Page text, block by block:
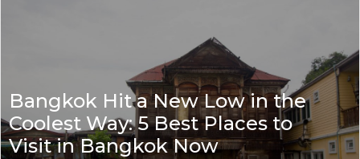
Bangkok Hit a New Low in the
Coolest Way: 5 Best Places to
Visit in Bangkok Now